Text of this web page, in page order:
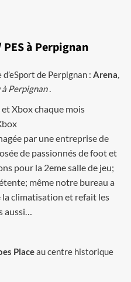
à Perpignan
de Perpignan : Arena,
Perpignan .
Xbox chaque mois
par uneentreprise de
de passionnés de foot et
pour la 2eme salle de jeu;
même notre bureau a
climatisation et refait les
aussi…
Placeau centre historique